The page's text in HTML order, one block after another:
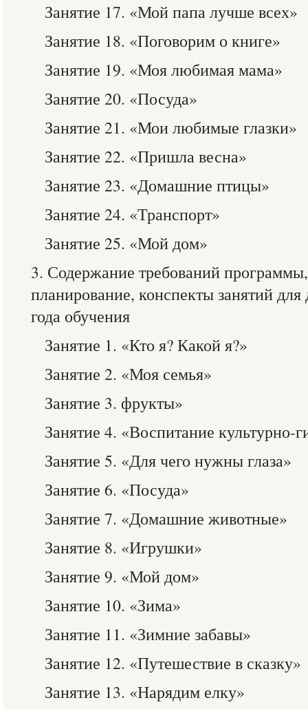
Занятие 17. «Мой папа лучше всех»
Занятие 18. «Поговорим о книге»
Занятие 19. «Моя любимая мама»
Занятие 20. «Посуда»
Занятие 21. «Мои любимые глазки»
Занятие 22. «Пришла весна»
Занятие 23. «Домашние птицы»
Занятие 24. «Транспорт»
Занятие 25. «Мой дом»
3. Содержание требований
планирование, конспекты занятий
года обучения
Занятие 1. «Кто я? Какой я?»
Занятие 2. «Моя семья»
Занятие 3. фрукты»
Занятие 4. «Воспитание культурно-
Занятие 5. «Для чего нужны глаза»
Занятие 6. «Посуда»
Занятие 7. «Домашние животные»
Занятие 8. «Игрушки»
Занятие 9. «Мой дом»
Занятие 10. «Зима»
Занятие 11. «Зимние забавы»
Занятие 12. «Путешествие в сказку»
Занятие 13. «Нарядим елку»